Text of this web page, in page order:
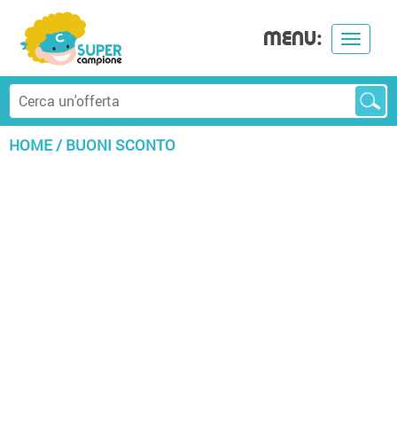
Toggle
MENU:
HOME/BUONI SCONTO